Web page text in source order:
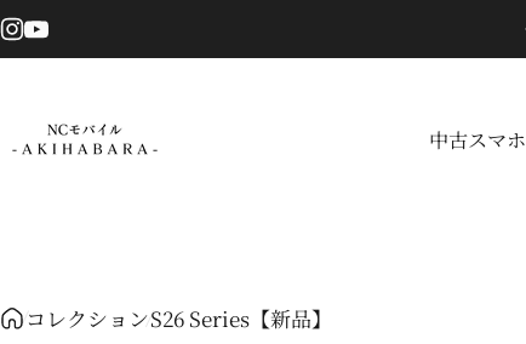
コンテンツへスキップ
Instagram
YouTube
NCモバイル 中古スマホ
コレクションS26 Series【新品】